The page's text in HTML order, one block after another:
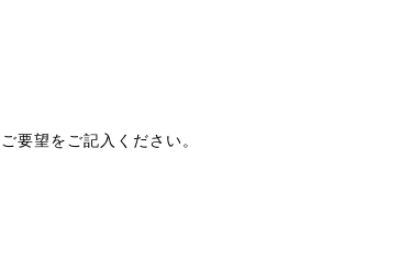
要望をご記入ください。